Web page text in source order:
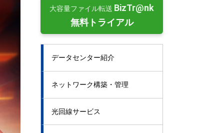
大容量ファイル転送 BizTr@nk
無料トライアル
データセンター紹介
ネットワーク構築・管理
光回線サービス